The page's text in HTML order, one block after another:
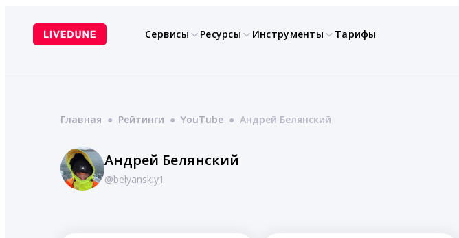
содержимому
Сервисы Ресурсы Инструменты Тарифы
Главная ● Рейтинги ● YouTube ● Андрей Белянский
Андрей Белянский
@belyanskiy1